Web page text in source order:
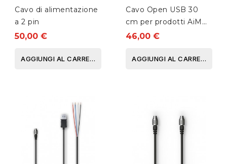
Cavo di alimentazione
a 2 pin
50,00 €
AGGIUNGI AL CARRELLO
Cavo Open USB 30
cm per prodotti AiM
Open
46,00 €
AGGIUNGI AL CARRELLO